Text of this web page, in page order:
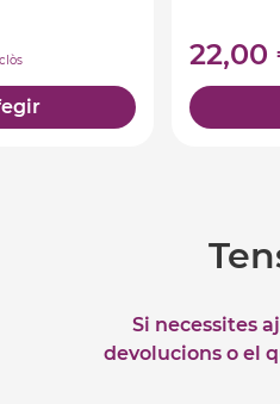
22,00
Si necessites
devolucions o el